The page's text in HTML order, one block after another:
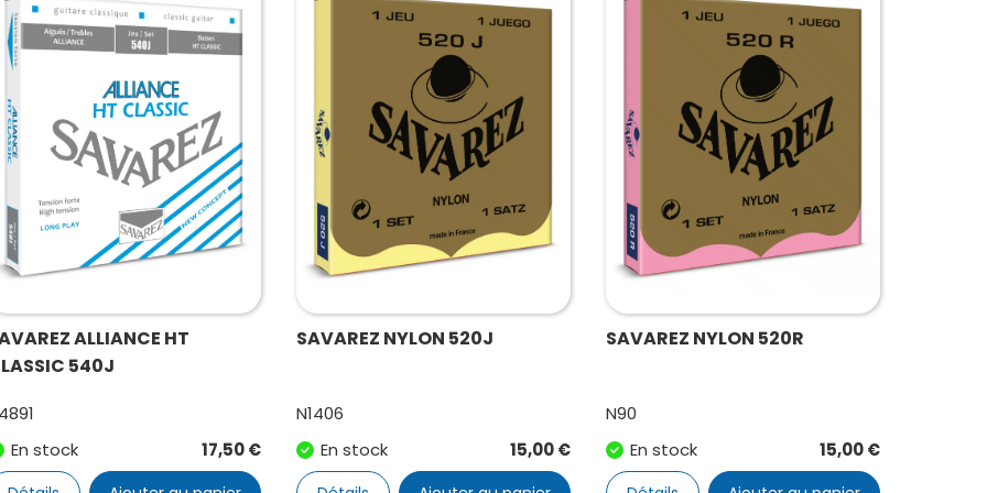
ALLIANCE HT
540J
En stock
17,50€
SAVAREZ NYLON 520J
N1406
En stock
15,00€
SAVAREZ NYLON 520R
N90
En stock
15,00€